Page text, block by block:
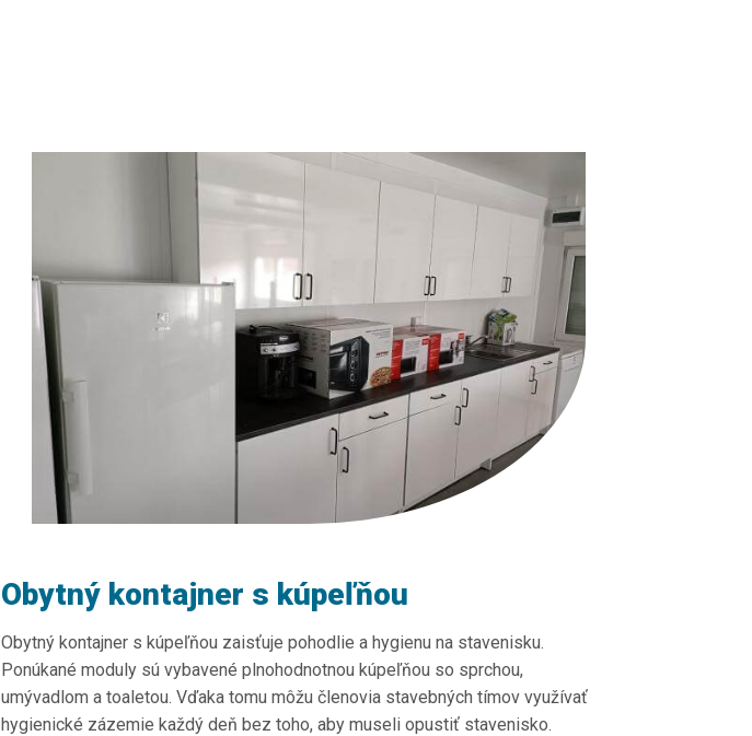
Obytný kontajner s kúpeľňou
Obytný kontajner s kúpeľňou zaisťuje pohodlie a hygienu na stavenisku.
Ponúkané moduly sú vybavené plnohodnotnou kúpeľňou so sprchou,
umývadlom a toaletou. Vďaka tomu môžu členovia stavebných tímov využívať
hygienické zázemie každý deň bez toho, aby museli opustiť stavenisko.